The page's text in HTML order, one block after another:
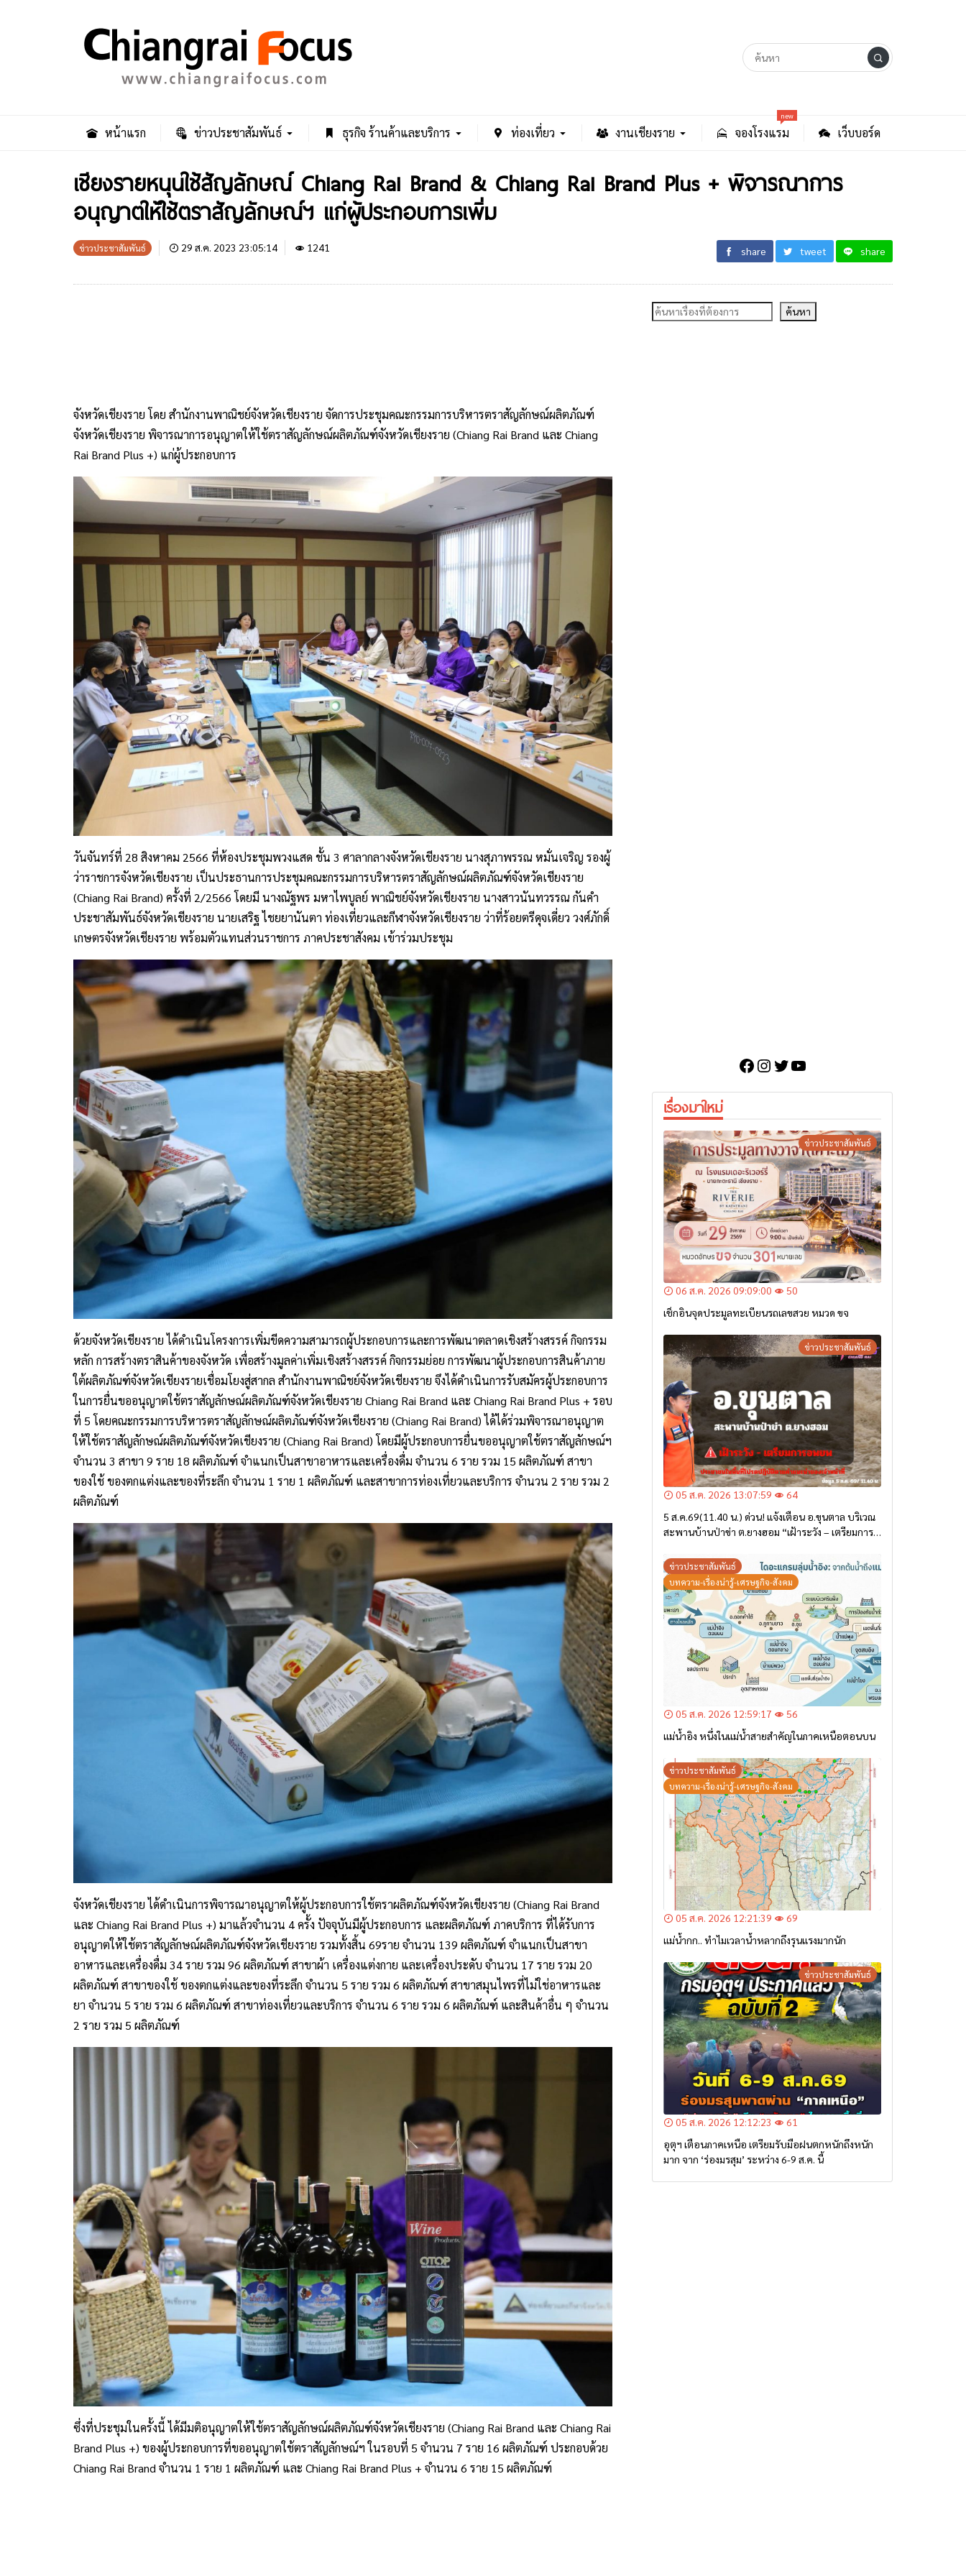
หน้าแรก ข่าวประชาสัมพันธ์ ธุรกิจ ร้านค้าและบริการ ท่องเที่ยว งานเชียงราย จองโรงแรม
new
เว็บบอร์ด
เชียงรายหนุนใช้สัญลักษณ์ Chiang Rai Brand & Chiang Rai Brand Plus + พิจารณาการ
อนุญาตให้ใช้ตราสัญลักษณ์ฯ แก่ผู้ประกอบการเพิ่ม
ข่าวประชาสัมพันธ์ 29 ส.ค. 2023 23:05:14 1241 share tweet share
จังหวัดเชียงราย โดย สำนักงานพาณิชย์จังหวัดเชียงราย จัดการประชุมคณะกรรมการบริหารตราสัญลักษณ์ผลิตภัณฑ์
จังหวัดเชียงราย พิจารณาการอนุญาตให้ใช้ตราสัญลักษณ์ผลิตภัณฑ์จังหวัดเชียงราย (Chiang Rai Brand และ Chiang
Rai Brand Plus +) แก่ผู้ประกอบการ
วันจันทร์ที่ 28 สิงหาคม 2566 ที่ห้องประชุมพวงแสด ชั้น 3 ศาลากลางจังหวัดเชียงราย นางสุภาพรรณ หมั่นเจริญ รองผู้
ว่าราชการจังหวัดเชียงราย เป็นประธานการประชุมคณะกรรมการบริหารตราสัญลักษณ์ผลิตภัณฑ์จังหวัดเชียงราย
(Chiang Rai Brand) ครั้งที่ 2/2566 โดยมี นางณัฐพร มหาไพบูลย์ พาณิชย์จังหวัดเชียงราย นางสาวนันทวรรณ กันคำ
ประชาสัมพันธ์จังหวัดเชียงราย นายเสริฐ ไชยยานันตา ท่องเที่ยวและกีฬาจังหวัดเชียงราย ว่าที่ร้อยตรีดุจเดี่ยว วงศ์ภักดิ์
เกษตรจังหวัดเชียงราย พร้อมตัวแทนส่วนราชการ ภาคประชาสังคม เข้าร่วมประชุม
ด้วยจังหวัดเชียงราย ได้ดำเนินโครงการเพิ่มขีดความสามารถผู้ประกอบการและการพัฒนาตลาดเชิงสร้างสรรค์ กิจกรรม
หลัก การสร้างตราสินค้าของจังหวัด เพื่อสร้างมูลค่าเพิ่มเชิงสร้างสรรค์ กิจกรรมย่อย การพัฒนาผู้ประกอบการสินค้าภาย
ใต้ผลิตภัณฑ์จังหวัดเชียงรายเชื่อมโยงสู่สากล สำนักงานพาณิชย์จังหวัดเชียงราย จึงได้ดำเนินการรับสมัครผู้ประกอบการ
ในการยื่นขออนุญาตใช้ตราสัญลักษณ์ผลิตภัณฑ์จังหวัดเชียงราย Chiang Rai Brand และ Chiang Rai Brand Plus + รอบ
ที่ 5 โดยคณะกรรมการบริหารตราสัญลักษณ์ผลิตภัณฑ์จังหวัดเชียงราย (Chiang Rai Brand) ได้ได้ร่วมพิจารณาอนุญาต
ให้ใช้ตราสัญลักษณ์ผลิตภัณฑ์จังหวัดเชียงราย (Chiang Rai Brand) โดยมีผู้ประกอบการยื่นขออนุญาตใช้ตราสัญลักษณ์ฯ
จำนวน 3 สาขา 9 ราย 18 ผลิตภัณฑ์ จำแนกเป็นสาขาอาหารและเครื่องดื่ม จำนวน 6 ราย รวม 15 ผลิตภัณฑ์ สาขา
ของใช้ ของตกแต่งและของที่ระลึก จำนวน 1 ราย 1 ผลิตภัณฑ์ และสาขาการท่องเที่ยวและบริการ จำนวน 2 ราย รวม 2
ผลิตภัณฑ์
จังหวัดเชียงราย ได้ดำเนินการพิจารณาอนุญาตให้ผู้ประกอบการใช้ตราผลิตภัณฑ์จังหวัดเชียงราย (Chiang Rai Brand
และ Chiang Rai Brand Plus +) มาแล้วจำนวน 4 ครั้ง ปัจจุบันมีผู้ประกอบการ และผลิตภัณฑ์ ภาคบริการ ที่ได้รับการ
อนุญาตให้ใช้ตราสัญลักษณ์ผลิตภัณฑ์จังหวัดเชียงราย รวมทั้งสิ้น 69ราย จำนวน 139 ผลิตภัณฑ์ จำแนกเป็นสาขา
อาหารและเครื่องดื่ม 34 ราย รวม 96 ผลิตภัณฑ์ สาขาผ้า เครื่องแต่งกาย และเครื่องประดับ จำนวน 17 ราย รวม 20
ผลิตภัณฑ์ สาขาของใช้ ของตกแต่งและของที่ระลึก จำนวน 5 ราย รวม 6 ผลิตภัณฑ์ สาขาสมุนไพรที่ไม่ใช่อาหารและ
ยา จำนวน 5 ราย รวม 6 ผลิตภัณฑ์ สาขาท่องเที่ยวและบริการ จำนวน 6 ราย รวม 6 ผลิตภัณฑ์ และสินค้าอื่น ๆ จำนวน
2 ราย รวม 5 ผลิตภัณฑ์
ซึ่งที่ประชุมในครั้งนี้ ได้มีมติอนุญาตให้ใช้ตราสัญลักษณ์ผลิตภัณฑ์จังหวัดเชียงราย (Chiang Rai Brand และ Chiang Rai
Brand Plus +) ของผู้ประกอบการที่ขออนุญาตใช้ตราสัญลักษณ์ฯ ในรอบที่ 5 จำนวน 7 ราย 16 ผลิตภัณฑ์ ประกอบด้วย
Chiang Rai Brand จำนวน 1 ราย 1 ผลิตภัณฑ์ และ Chiang Rai Brand Plus + จำนวน 6 ราย 15 ผลิตภัณฑ์
ค้นหา ค้นหา
Facebook
Instagram
Twitter
YouTube
เรื่องมาใหม่
ข่าวประชาสัมพันธ์
06 ส.ค. 2026 09:09:00
50
เช็กอินจุดประมูลทะเบียนรถเลขสวย หมวด ขจ
ข่าวประชาสัมพันธ์
05 ส.ค. 2026 13:07:59
64
5 ส.ค.69(11.40 น.) ด่วน! แจ้งเตือน อ.ขุนตาล บริเวณ
สะพานบ้านป่าข่า ต.ยางฮอม “เฝ้าระวัง – เตรียมการ
ข่าวประชาสัมพันธ์
บทความ-เรื่องน่ารู้-เศรษฐกิจ-สังคม
05 ส.ค. 2026 12:59:17
56
แม่น้ำอิง หนึ่งในแม่น้ำสายสำคัญในภาคเหนือตอนบน
ข่าวประชาสัมพันธ์
บทความ-เรื่องน่ารู้-เศรษฐกิจ-สังคม
05 ส.ค. 2026 12:21:39
69
แม่น้ำกก.. ทำไมเวลาน้ำหลากถึงรุนแรงมากนัก
ข่าวประชาสัมพันธ์
05 ส.ค. 2026 12:12:23
61
อุตุฯ เตือนภาคเหนือ เตรียมรับมือฝนตกหนักถึงหนัก
มาก จาก ‘ร่องมรสุม’ ระหว่าง 6-9 ส.ค. นี้